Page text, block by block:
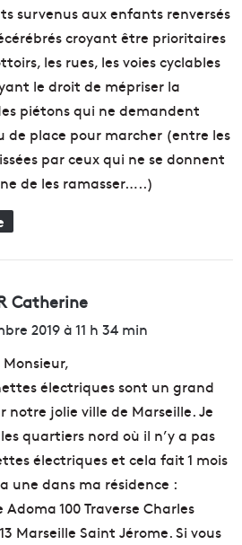
survenus aux enfants renversés
croyant être prioritaires
les rues, les voies cyclables
le droit de mépriser la
piétons qui ne demandent
de place pour marcher (entre les
par ceux qui ne se donnent
de les ramasser…..)
Catherine
i
:
2019 à 11 h 34 min
électriques sont un grand
notre jolie ville de Marseille. Je
quartiers nord où il n’y a pas
électriques et cela fait 1 mois
une dans ma résidence :
Adoma 100 Traverse Charles
Marseille Saint Jérome. Si vous